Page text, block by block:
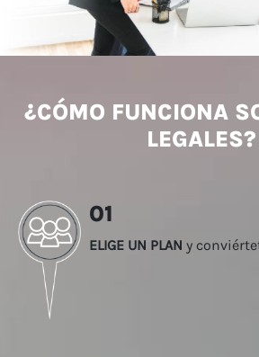
¿CÓMO FUNCIONA
LEGALES?
01
ELIGE UN PLAN y